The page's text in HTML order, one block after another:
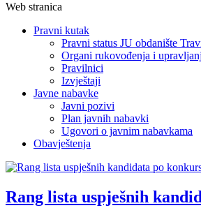
Web stranica
Pravni kutak
Pravni status JU obdanište
Organi rukovođenja i
Pravilnici
Izvještaji
Javne nabavke
Javni pozivi
Plan javnih nabavki
Ugovori o javnim nabavkama
Obavještenja
Rang lista uspješnih